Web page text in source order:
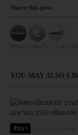
Share this post
YOU MAY ALSO
สัมนา